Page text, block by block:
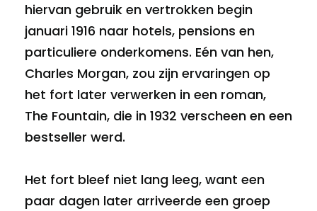
hiervan gebruik en vertrokken begin
januari 1916 naar hotels, pensions en
particuliere onderkomens. Eén van hen,
Charles Morgan, zou zijn ervaringen op
het fort later verwerken in een roman,
The Fountain, die in 1932 verscheen en een
bestseller werd.
Het fort bleef niet lang leeg, want een
paar dagen later arriveerde een groep